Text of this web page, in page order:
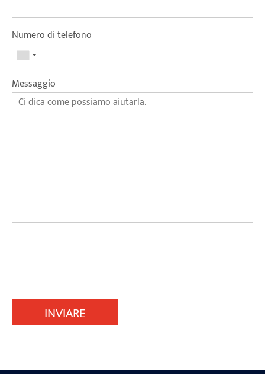
Numero di telefono
Messaggio
INVIARE